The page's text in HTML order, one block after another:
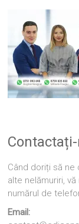
Când doriți să
alte nelămuriri,
numărul de
Email: